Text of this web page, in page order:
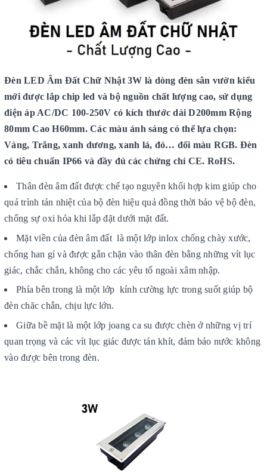
Đèn LED Âm Đất Chữ Nhật 3W là dòng đèn sân vườn kiểu
mới được lắp chip led và bộ nguồn chất lượng cao, sử dụng
điện áp AC/DC 100-250V có kích thước dài D200mm Rộng
80mm Cao H60mm. Các màu ánh sáng có thể lựa chọn:
Vàng, Trắng, xanh dương, xanh lá, đỏ… đổi màu RGB. Đèn
có tiêu chuẩn IP66 và đầy đủ các chứng chỉ CE. RoHS.
Thân đèn âm đất được chế tạo nguyên khối hợp kim giúp cho
quá trình tản nhiệt của bộ đèn hiệu quả đồng thời bảo vệ bộ đèn,
chống sự oxi hóa khi lắp đặt dưới mặt đất.
Mặt viền của đèn âm đất là một lớp inlox chống chày xước,
chống han gỉ và được gắn chặn vào thân đèn bằng những vít lục
giác, chắc chắn, không cho các yêu tố ngoài xâm nhập.
Phía bên trong là một lớp kính cường lực trong suốt giúp bộ
đèn chăc chắn, chịu lực lớn.
Giữa bề mặt là một lớp joang ca su được chèn ở những vị trí
quan trọng và các vít lục giác được tán khít, đảm bảo nước không
vào được bên trong đèn.